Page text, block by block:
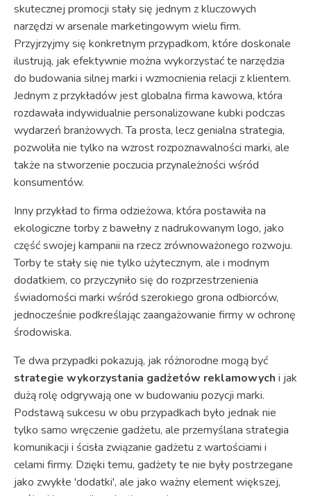
skutecznej promocji stały się jednym z kluczowych
narzędzi w arsenale marketingowym wielu firm.
Przyjrzyjmy się konkretnym przypadkom, które doskonale
ilustrują, jak efektywnie można wykorzystać te narzędzia
do budowania silnej marki i wzmocnienia relacji z klientem.
Jednym z przykładów jest globalna firma kawowa, która
rozdawała indywidualnie personalizowane kubki podczas
wydarzeń branżowych. Ta prosta, lecz genialna strategia,
pozwoliła nie tylko na wzrost rozpoznawalności marki, ale
także na stworzenie poczucia przynależności wśród
konsumentów.
Inny przykład to firma odzieżowa, która postawiła na
ekologiczne torby z bawełny z nadrukowanym logo, jako
część swojej kampanii na rzecz zrównoważonego rozwoju.
Torby te stały się nie tylko użytecznym, ale i modnym
dodatkiem, co przyczyniło się do rozprzestrzenienia
świadomości marki wśród szerokiego grona odbiorców,
jednocześnie podkreślając zaangażowanie firmy w ochronę
środowiska.
Te dwa przypadki pokazują, jak różnorodne mogą być
strategie wykorzystania gadżetów reklamowych i jak
dużą rolę odgrywają one w budowaniu pozycji marki.
Podstawą sukcesu w obu przypadkach było jednak nie
tylko samo wręczenie gadżetu, ale przemyślana strategia
komunikacji i ścisła związanie gadżetu z wartościami i
celami firmy. Dzięki temu, gadżety te nie były postrzegane
jako zwykłe 'dodatki', ale jako ważny element większej,